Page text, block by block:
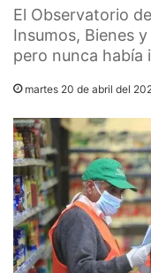
El Observatorio
Insumos, Bienes
pero nunca había
martes 20 de abril del